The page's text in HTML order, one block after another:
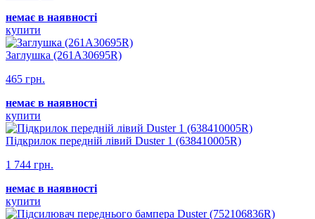
немає в наявності
купити
Заглушка (261A30695R)
465 грн.
немає в наявності
купити
Підкрилок передній лівий Duster 1 (638410005R)
1 744 грн.
немає в наявності
купити